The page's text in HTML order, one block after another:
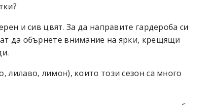
и сив цвят. За да направите гардероба си
да обърнете внимание на ярки, крещящи
лимон), които този сезон са много